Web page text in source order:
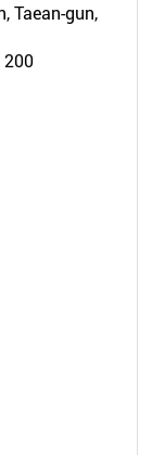
Taean-gun,
200